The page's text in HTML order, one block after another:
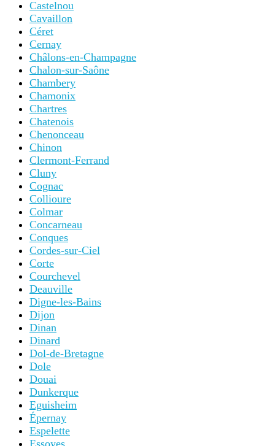
Castelnou
Cavaillon
Céret
Cernay
Châlons-en-Champagne
Chalon-sur-Saône
Chambery
Chamonix
Chartres
Chatenois
Chenonceau
Chinon
Clermont-Ferrand
Cluny
Cognac
Collioure
Colmar
Concarneau
Conques
Cordes-sur-Ciel
Corte
Courchevel
Deauville
Digne-les-Bains
Dijon
Dinan
Dinard
Dol-de-Bretagne
Dole
Douai
Dunkerque
Eguisheim
Épernay
Espelette
Essoyes